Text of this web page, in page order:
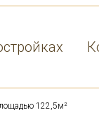
122,5м²